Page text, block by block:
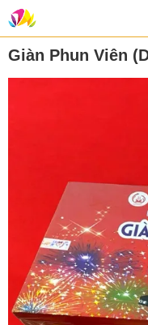
Giàn Phun Viên